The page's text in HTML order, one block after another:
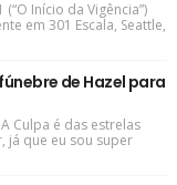
(“O Início da Vigência”)
em 301 Escala, Seattle,
de Hazel para
Culpa é das estrelas
já que eu sou super